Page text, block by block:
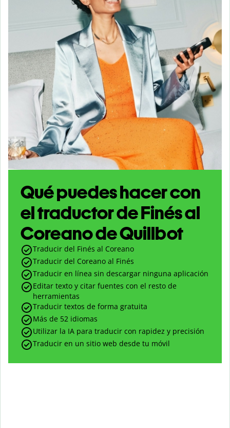
Qué puedes hacer con
el traductor de Finés al
Coreano de Quillbot
Traducir del Finés al Coreano
Traducir del Coreano al Finés
Traducir en línea sin descargar ninguna aplicación
Editar texto y citar fuentes con el resto de
herramientas
Traducir textos de forma gratuita
Más de 52 idiomas
Utilizar la IA para traducir con rapidez y precisión
Traducir en un sitio web desde tu móvil